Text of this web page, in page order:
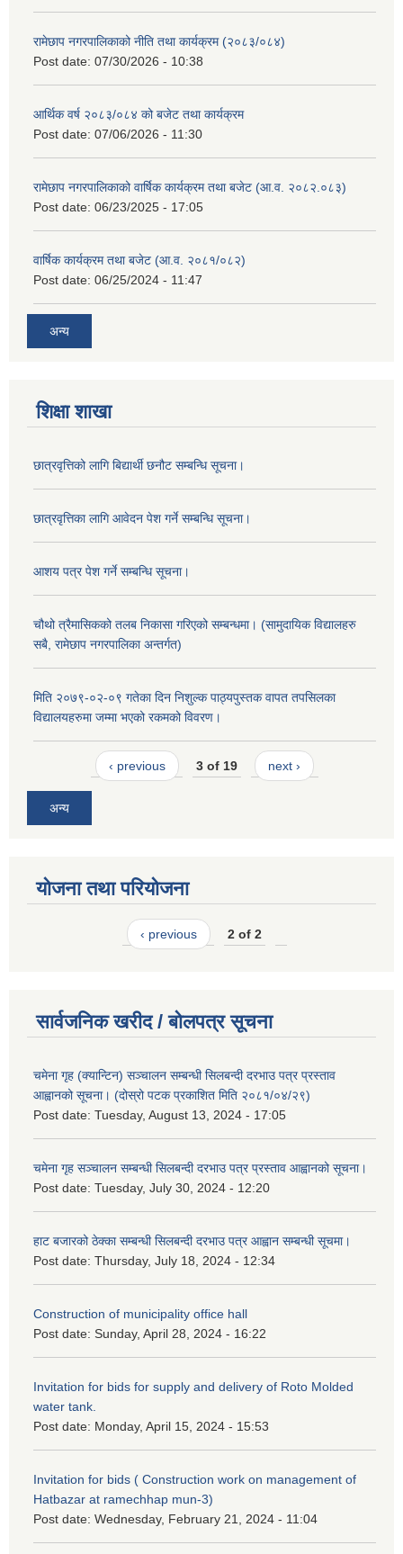
रामेछाप नगरपालिकाको नीति तथा कार्यक्रम (२०८३/०८४)
Post date: 07/30/2026 - 10:38
आर्थिक वर्ष २०८३/०८४ को बजेट तथा कार्यक्रम
Post date: 07/06/2026 - 11:30
रामेछाप नगरपालिकाको वार्षिक कार्यक्रम तथा बजेट (आ.व. २०८२.०८३)
Post date: 06/23/2025 - 17:05
वार्षिक कार्यक्रम तथा बजेट (आ.व. २०८१/०८२)
Post date: 06/25/2024 - 11:47
अन्य
शिक्षा शाखा
छात्रवृत्तिको लागि बिद्यार्थी छनौट सम्बन्धि सूचना।
छात्रवृत्तिका लागि आवेदन पेश गर्ने सम्बन्धि सूचना।
आशय पत्र पेश गर्ने सम्बन्धि सूचना।
चौथो त्रैमासिकको तलब निकासा गरिएको सम्बन्धमा। (सामुदायिक विद्यालहरु
सबै, रामेछाप नगरपालिका अन्तर्गत)
मिति २०७९-०२-०९ गतेका दिन निशुल्क पाठ्यपुस्तक वापत तपसिलका
विद्यालयहरुमा जम्मा भएको रकमको विवरण।
‹ previous 3 of 19 next ›
अन्य
योजना तथा परियोजना
‹ previous 2 of 2
सार्वजनिक खरीद / बोलपत्र सूचना
चमेना गृह (क्यान्टिन) सञ्चालन सम्बन्धी सिलबन्दी दरभाउ पत्र प्रस्ताव
आह्वानको सूचना। (दोस्रो पटक प्रकाशित मिति २०८१/०४/२९)
Post date: Tuesday, August 13, 2024 - 17:05
चमेना गृह सञ्चालन सम्बन्धी सिलबन्दी दरभाउ पत्र प्रस्ताव आह्वानको सूचना।
Post date: Tuesday, July 30, 2024 - 12:20
हाट बजारको ठेक्का सम्बन्धी सिलबन्दी दरभाउ पत्र आह्वान सम्बन्धी सूचमा।
Post date: Thursday, July 18, 2024 - 12:34
Construction of municipality office hall
Post date: Sunday, April 28, 2024 - 16:22
Invitation for bids for supply and delivery of Roto Molded
water tank.
Post date: Monday, April 15, 2024 - 15:53
Invitation for bids ( Construction work on management of
Hatbazar at ramechhap mun-3)
Post date: Wednesday, February 21, 2024 - 11:04